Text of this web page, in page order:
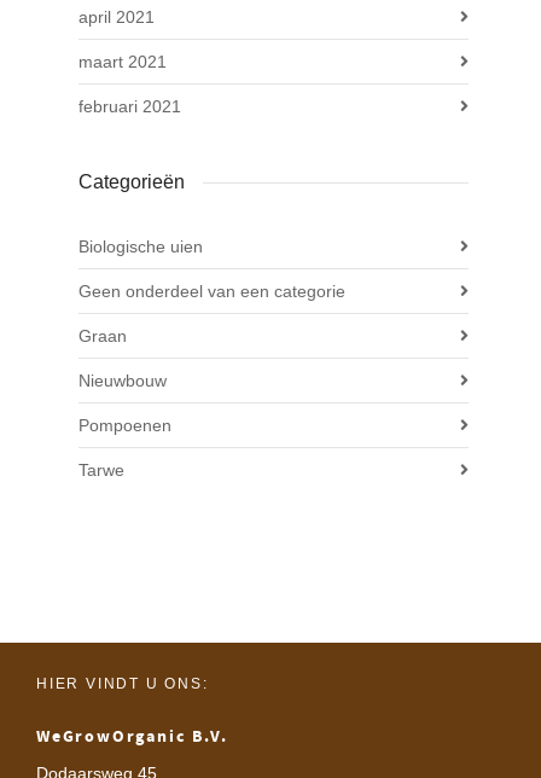
april 2021
maart 2021
februari 2021
Categorieën
Biologische uien
Geen onderdeel van een categorie
Graan
Nieuwbouw
Pompoenen
Tarwe
HIER VINDT U ONS:
WeGrowOrganic B.V.
Dodaarsweg 45